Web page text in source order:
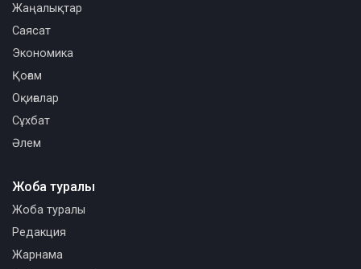
Жаңалықтар
Саясат
Экономика
Қоғам
Оқиғалар
Сұхбат
Әлем
Жоба туралы
Жоба туралы
Редакция
Жарнама